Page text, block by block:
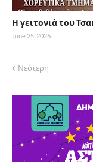
Η γειτονιά του
June 25, 2026
Νεότερη